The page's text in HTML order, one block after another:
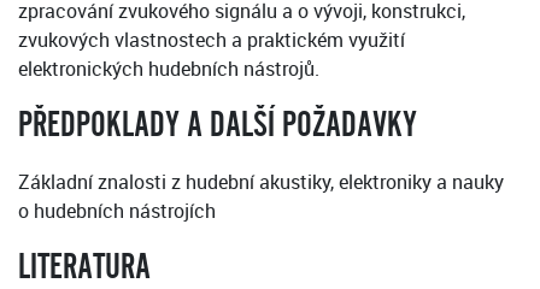
zpracování zvukového signálu a o vývoji, konstrukci,
zvukových vlastnostech a praktickém využití
elektronických hudebních nástrojů.
PŘEDPOKLADY A DALŠÍ POŽADAVKY
Základní znalosti z hudební akustiky, elektroniky a nauky
o hudebních nástrojích
LITERATURA